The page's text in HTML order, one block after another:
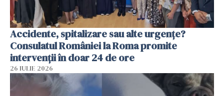
Accidente, spitalizare sau alte urgențe?
Consulatul României la Roma promite
intervenții în doar 24 de ore
26 IULIE 2026